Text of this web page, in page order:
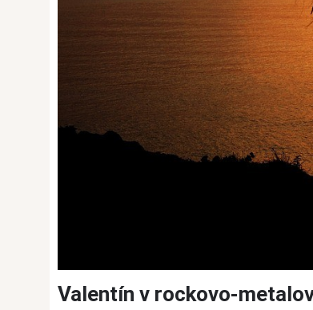
Valentín v rockovo-